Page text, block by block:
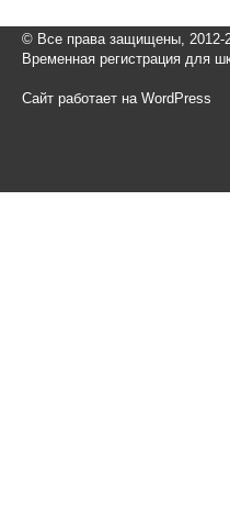
© Все права защищены, 2012-
Временная регистрация для
Сайт работает на WordPress